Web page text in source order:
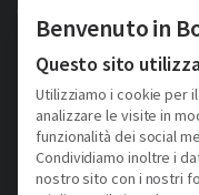
Facebook
Twitter
Benvenuto in
Questo sito
Utilizziamo i cookie per
analizzare le visite in
funzionalità dei social
Condividiamo inoltre i
nostro sito con i nostri